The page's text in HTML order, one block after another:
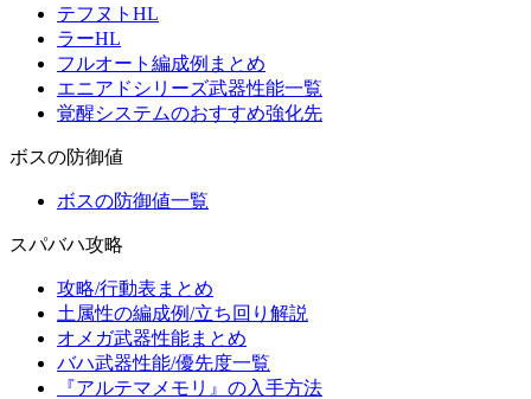
テフヌトHL
ラーHL
フルオート編成例まとめ
エニアドシリーズ武器性能一覧
覚醒システムのおすすめ強化先
ボスの防御値
ボスの防御値一覧
スパバハ攻略
攻略/行動表まとめ
土属性の編成例/立ち回り解説
オメガ武器性能まとめ
バハ武器性能/優先度一覧
『アルテマメモリ』の入手方法